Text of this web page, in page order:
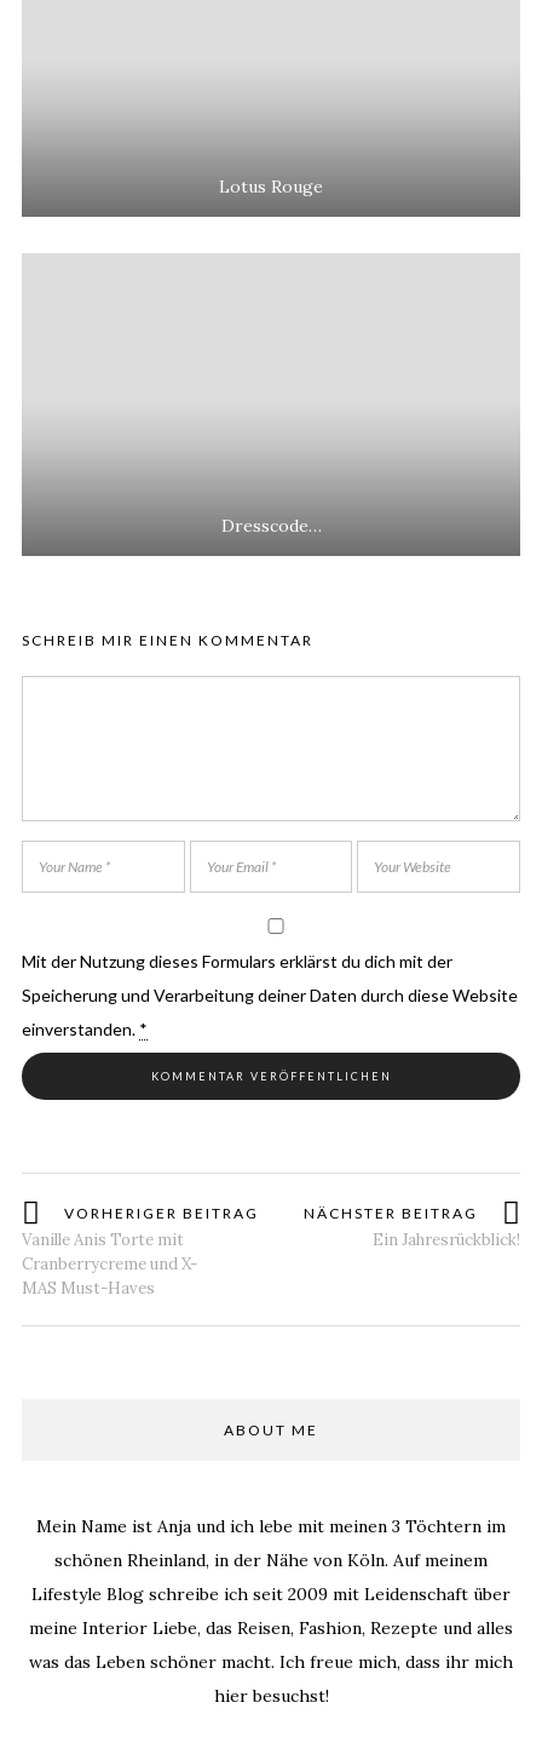
Lotus Rouge
Dresscode…
SCHREIB MIR EINEN KOMMENTAR
Mit der Nutzung dieses Formulars erklärst du dich mit der
Speicherung und Verarbeitung deiner Daten durch diese Website
einverstanden. *
VORHERIGER BEITRAG
Vanille Anis Torte mit
Cranberrycreme und X-
MAS Must-Haves
NÄCHSTER BEITRAG
Ein Jahresrückblick!
ABOUT ME
Mein Name ist Anja und ich lebe mit meinen 3 Töchtern im
schönen Rheinland, in der Nähe von Köln. Auf meinem
Lifestyle Blog schreibe ich seit 2009 mit Leidenschaft über
meine Interior Liebe, das Reisen, Fashion, Rezepte und alles
was das Leben schöner macht. Ich freue mich, dass ihr mich
hier besuchst!